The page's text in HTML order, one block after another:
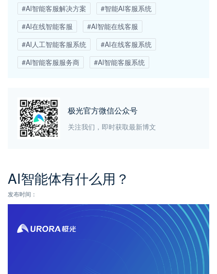
AI智能体有什么用？
发布时间：
#AI智能客服解决方案
#智能AI客服系统
#AI在线智能客服
#AI智能在线客服
#AI人工智能客服系统
#AI在线客服系统
#AI智能客服服务商
#AI智能客服系统
极光官方微信公众号
关注我们，即时获取最新博文